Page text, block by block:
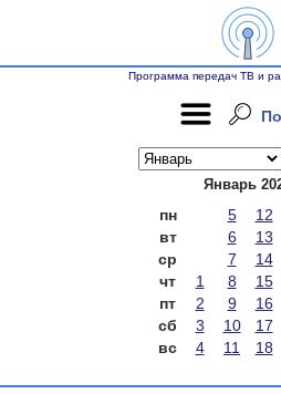
Программа передач ТВ и
Январь
пн 5 12
вт
6 13
ср
7 14
чт
1 8 15
пт
2 9 16
сб
3 10 17
вс
4 11 18